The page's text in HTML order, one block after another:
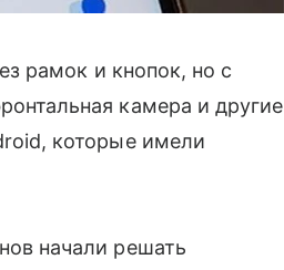
рамок и кнопок, но с
камера и другие
которые имели
начали решать